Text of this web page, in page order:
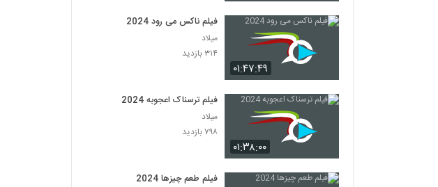
۰۱:۴۷:۴۹
فیلم ناکس می رود 2024
میلاد
۳۱۴ بازدید
۰۱:۳۸:۰۰
فیلم ترسناک اعجوبه 2024
میلاد
۷۹۸ بازدید
فیلم طعم چیزها 2024